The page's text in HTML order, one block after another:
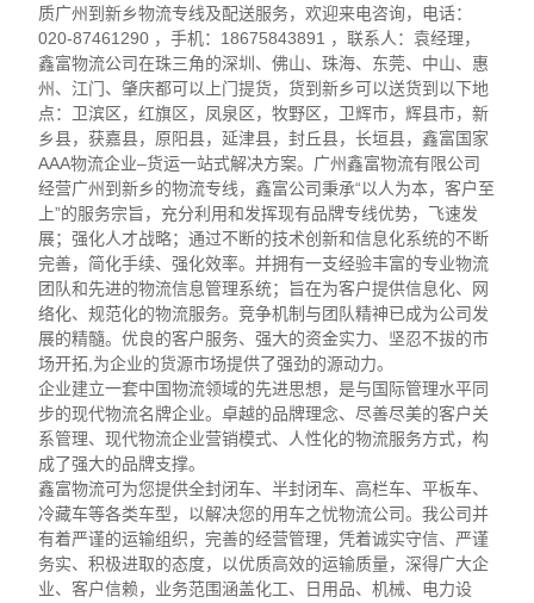
质广州到新乡物流专线及配送服务，欢迎来电咨询，电话：
020-87461290 ，手机：18675843891 ，联系人：袁经理，
鑫富物流公司在珠三角的深圳、佛山、珠海、东莞、中山、惠
州、江门、肇庆都可以上门提货，货到新乡可以送货到以下地
点：卫滨区，红旗区，凤泉区，牧野区，卫辉市，辉县市，新
乡县，获嘉县，原阳县，延津县，封丘县，长垣县，鑫富国家
AAA物流企业–货运一站式解决方案。广州鑫富物流有限公司
经营广州到新乡的物流专线，鑫富公司秉承“以人为本，客户至
上”的服务宗旨，充分利用和发挥现有品牌专线优势，飞速发
展；强化人才战略；通过不断的技术创新和信息化系统的不断
完善，简化手续、强化效率。并拥有一支经验丰富的专业物流
团队和先进的物流信息管理系统；旨在为客户提供信息化、网
络化、规范化的物流服务。竞争机制与团队精神已成为公司发
展的精髓。优良的客户服务、强大的资金实力、坚忍不拔的市
场开拓,为企业的货源市场提供了强劲的源动力。
企业建立一套中国物流领域的先进思想，是与国际管理水平同
步的现代物流名牌企业。卓越的品牌理念、尽善尽美的客户关
系管理、现代物流企业营销模式、人性化的物流服务方式，构
成了强大的品牌支撑。
鑫富物流可为您提供全封闭车、半封闭车、高栏车、平板车、
冷藏车等各类车型，以解决您的用车之忧物流公司。我公司并
有着严谨的运输组织，完善的经营管理，凭着诚实守信、严谨
务实、积极进取的态度，以优质高效的运输质量，深得广大企
业、客户信赖，业务范围涵盖化工、日用品、机械、电力设